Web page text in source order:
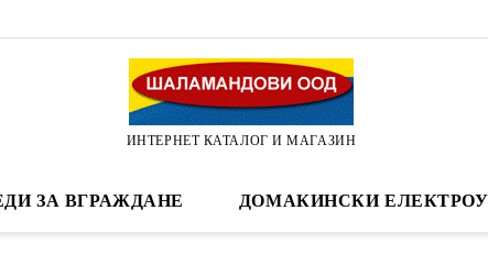
ИНТЕРНЕТ КАТАЛОГ И МАГАЗИН
ЗА ВГРАЖДАНЕ ДОМАКИНСКИ